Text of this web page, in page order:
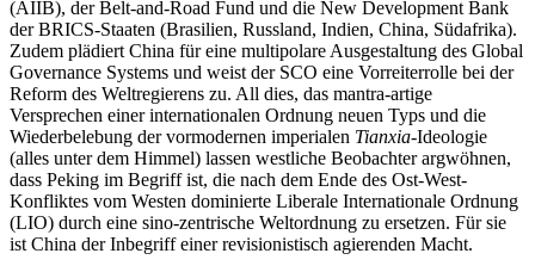
(AIIB), der Belt-and-Road Fund und die New Development Bank
der BRICS-Staaten (Brasilien, Russland, Indien, China, Südafrika).
Zudem plädiert China für eine multipolare Ausgestaltung des Global
Governance Systems und weist der SCO eine Vorreiterrolle bei der
Reform des Weltregierens zu. All dies, das mantra-artige
Versprechen einer internationalen Ordnung neuen Typs und die
Wiederbelebung der vormodernen imperialen Tianxia-Ideologie
(alles unter dem Himmel) lassen westliche Beobachter argwöhnen,
dass Peking im Begriff ist, die nach dem Ende des Ost-West-
Konfliktes vom Westen dominierte Liberale Internationale Ordnung
(LIO) durch eine sino-zentrische Weltordnung zu ersetzen. Für sie
ist China der Inbegriff einer revisionistisch agierenden Macht.